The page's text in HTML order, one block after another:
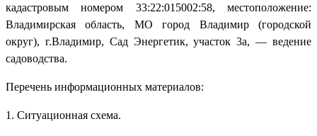
кадастровым номером 33:22:015002:58, местоположение:
Владимирская область, МО город Владимир (городской
округ), г.Владимир, Сад Энергетик, участок 3а, — ведение
садоводства.
Перечень информационных материалов:
1. Ситуационная схема.